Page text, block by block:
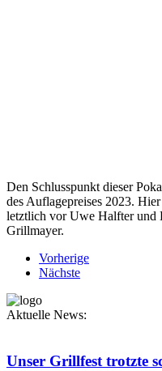
Den Schlusspunkt dieser
des Auflagepreises 2023.
letztlich vor Uwe Halfter und
Grillmayer.
Vorherige
Nächste
Aktuelle News:
Unser Grillfest trotzte